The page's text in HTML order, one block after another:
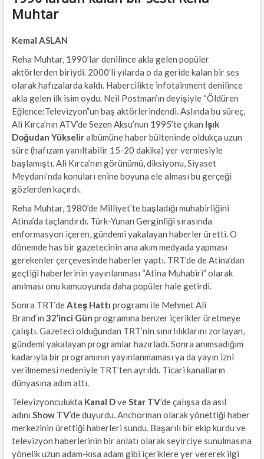
Muhtar
Kemal ASLAN
Reha Muhtar, 1990’lar denilince akla gelen popüler
aktörlerden biriydi. 2000’li yılarda o da geride kalan bir ses
olarak hafızalarda kaldı. Habercilikte infotainment denilince
akla gelen ilk isim oydu. Neil Postman’ın deyişiyle “Öldüren
Eğlence:Televizyon”un baş aktörlerindendi. Aslında bu süreç,
Ali Kırca’nın ATV’de Sezen Aksu’nun 1995’te çıkan Işık
Doğudan Yükseliralbümüne haber bülteninde oldukça uzun
süre (hafızam yanıltabilir 15-20 dakika) yer vermesiyle
başlamıştı. Ali Kırca’nın görünümü, diksiyonu, Siyaset
Meydanı’nda konuları enine boyuna ele alması bu gerçeği
gözlerden kaçırdı.
Reha Muhtar, 1980’de Milliyet’te başladığı muhabirliğini
Atina’da taçlandırdı. Türk-Yunan Gerginliği sırasında
enformasyon içeren, gündemi yakalayan haberler üretti. O
dönemde has bir gazetecinin ana akım medyada yapması
gerekenler çerçevesinde haberler yaptı. TRT’de de Atina’dan
geçtiği haberlerinin yayınlanması “Atina Muhabiri” olarak
anılması onu kamuoyunda daha popüler hale getirdi.
Sonra TRT’deAteş Hattı programı ile Mehmet Ali
Brand’ın 32’inci Gün programına benzer içerikler üretmeye
çalıştı. Gazeteci olduğundan TRT’nin sınırlılıklarını zorlayan,
gündemi yakalayan programlar hazırladı. Sonra anımsadığım
kadarıyla bir programının yayınlanmaması ya da yayın izni
verilmemesi nedeniyle TRT’ten ayrıldı. Ticari kanalların
dünyasına adım attı.
Televizyonculukta Kanal DveStar TV’de çalışsa da asıl
adını Show TV’de duyurdu. Anchorman olarak yönettiği haber
merkezinin ürettiği haberleri sundu. Başarılı bir ekip kurdu ve
televizyon haberlerinin bir anlatı olarak seyirciye sunulmasına
yönelik uzun adam-kısa adam gibi içeriklere yer vererek ilgi